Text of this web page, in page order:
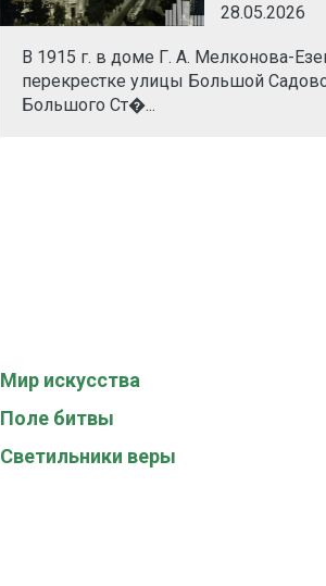
28.05.2026
В 1915 г. в доме Г. А. Мелконова-
перекрестке улицы Большой
Большого Ст�...
Мир искусства
Поле битвы
Светильники веры